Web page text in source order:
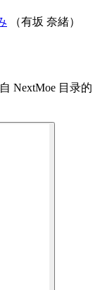
（有坂 奈緒）
NextMoe 目录的